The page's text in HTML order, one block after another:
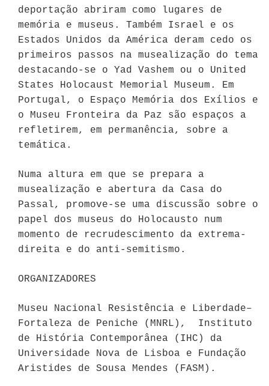
deportação abriram como lugares de
memória e museus. Também Israel e os
Estados Unidos da América deram cedo os
primeiros passos na musealização do tema
destacando-se o Yad Vashem ou o United
States Holocaust Memorial Museum. Em
Portugal, o Espaço Memória dos Exílios e
o Museu Fronteira da Paz são espaços a
refletirem, em permanência, sobre a
temática.
Numa altura em que se prepara a
musealização e abertura da Casa do
Passal, promove-se uma discussão sobre o
papel dos museus do Holocausto num
momento de recrudescimento da extrema-
direita e do anti-semitismo.
ORGANIZADORES
Museu Nacional Resistência e Liberdade–
Fortaleza de Peniche (MNRL), Instituto
de História Contemporânea (IHC) da
Universidade Nova de Lisboa e Fundação
Aristides de Sousa Mendes (FASM).